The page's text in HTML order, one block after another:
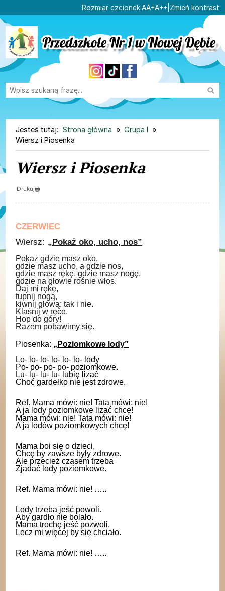
Przejdź do głównej treści Przejdź do wyszukiwarki
Rozmiar czcionek:Ustaw domyślną
AUstaw większą
A+Ustaw największą
A++ Zmień kontrast
« »
1
Jesteś tutaj: Strona główna
Grupa I
Wiersz i Piosenka
Wiersz i Piosenka
Drukuj
CZERWIEC
Wiersz: „Pokaż oko, ucho, nos”
Pokaż gdzie masz oko,
gdzie masz ucho, a gdzie nos,
gdzie masz rękę, gdzie masz nogę,
gdzie na głowie rośnie włos.
Daj mi rękę,
tupnij nogą,
kiwnij głową: tak i nie.
Klaśnij w ręce.
Hop do góry!
Razem pobawimy się.
Piosenka: „Poziomkowe lody”
Lo- lo- lo- lo- lo- lo- lody
Po- po- po- po- poziomkowe.
Lu- lu- lu- lu- lubię lizać
Choć gardełko nie jest zdrowe.
Ref. Mama mówi: nie! Tata mówi: nie!
A ja lody poziomkowe lizać chcę!
Mama mówi: nie! Tata mówi: nie!
A ja lodów poziomkowych chcę!
Mama boi się o dzieci,
Chcę by zawsze były zdrowe.
Ale przecież czasem trzeba
Zjadać lody poziomkowe.
Ref. Mama mówi: nie! …..
Lody trzeba jeść powoli.
Aby gardło nie bolało.
Mama trochę jeść pozwoli,
Lecz mi więcej by się chciało.
Ref. Mama mówi: nie! …..